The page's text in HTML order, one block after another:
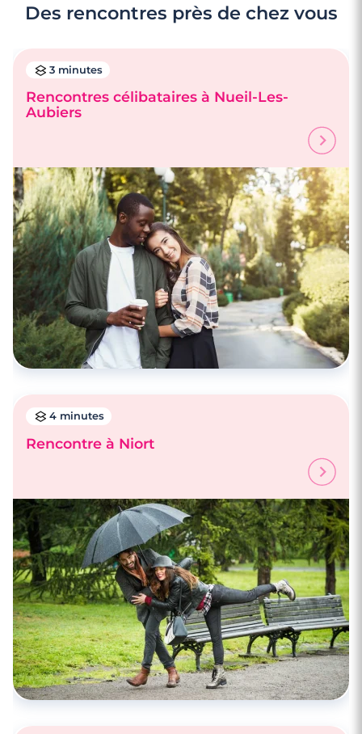
Rencontre à Avon
Rencontre à Niort
Des rencontres près de chez vous
3 minutes
Rencontres célibataires à Nueil-Les-
Aubiers
4 minutes
Rencontre à Niort